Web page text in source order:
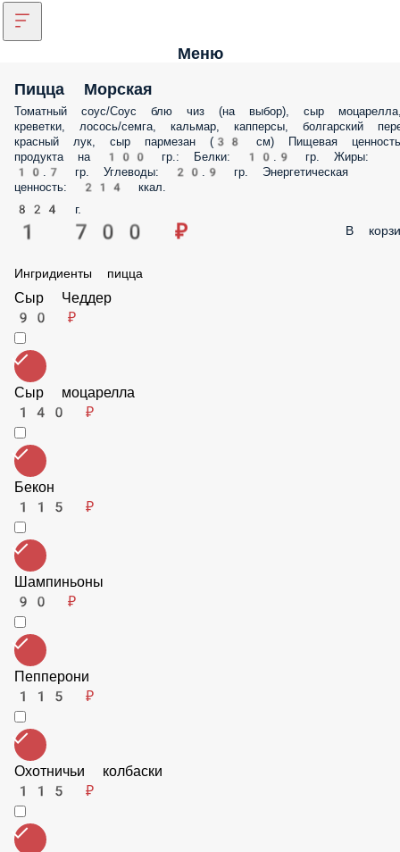
Меню
Пицца Морская
Томатный соус/Соус блю чиз (на выбор), сыр моцарелла, креветки,
лосось/семга, кальмар, капперсы, болгарский перец, красный лук,
пармезан (38 см) Пищевая ценность продукта на 100 гр.: Белки: 10.9
Жиры: 10.7 гр. Углеводы: 20.9 гр. Энергетическая ценность: 214 ккал.
824 г.
1 700 ₽
Ингридиенты пицца
Сыр Чеддер
90 ₽
Сыр моцарелла
140 ₽
Бекон
90 ₽
Пепперони
115 ₽